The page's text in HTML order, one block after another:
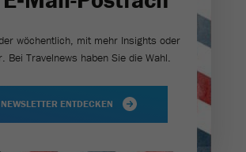
wöchentlich, mit mehr Insights oder
Bei Travel­news haben Sie die Wahl.
NEWSLETTER ENTDECKEN